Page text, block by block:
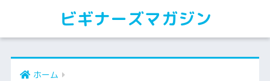
ビギナーズマガジン
ホーム